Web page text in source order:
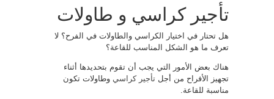
تأجير كراسي و طاولات
هل تحتار في اختيار الكراسي والطاولات في الفرح؟ لا
تعرف ما هو الشكل المناسب للقاعة؟
هناك بعض الأمور التي يجب أن تقوم بتحديدها أثناء
تجهيز الأفراح من أجل تأجير كراسي وطاولات تكون
مناسبة للقاعة.